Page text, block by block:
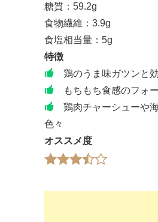
糖質：59.2g
食物繊維：3.9g
食塩相当量：5g
特徴
鶏のうま味ガツンと
もちもち食感のフォー
鶏肉チャーシューや
色々
オススメ度